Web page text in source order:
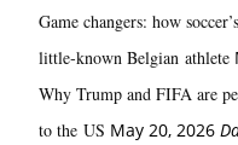
Game changers: how
little‑known Belgian athlete
Why Trump and FIFA are
to the US May 20, 2026